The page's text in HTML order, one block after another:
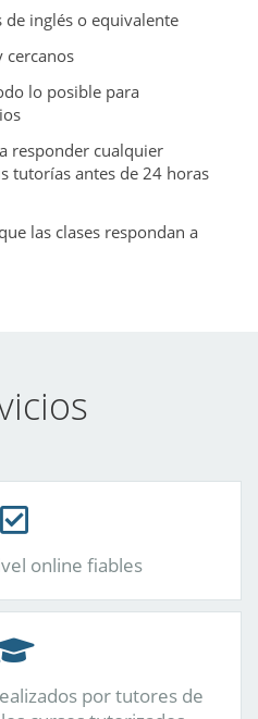
inglés o equivalente
cercanos
lo posible para
responder cualquier
tutorías antes de 24 horas
las clases respondan a
online fiables
por tutores de